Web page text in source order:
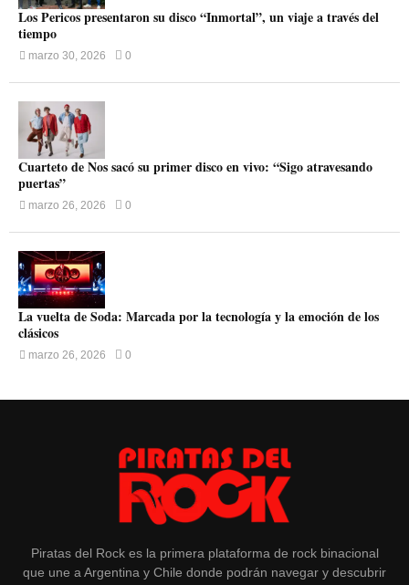
Los Pericos presentaron su disco “Inmortal”, un viaje a través del
tiempo
marzo 30, 2026 0
Cuarteto de Nos sacó su primer disco en vivo: “Sigo atravesando
puertas”
marzo 26, 2026 0
La vuelta de Soda: Marcada por la tecnología y la emoción de los
clásicos
marzo 26, 2026 0
Piratas del Rock es la primera plataforma de rock binacional
que une a Argentina y Chile donde podrán navegar y descubrir